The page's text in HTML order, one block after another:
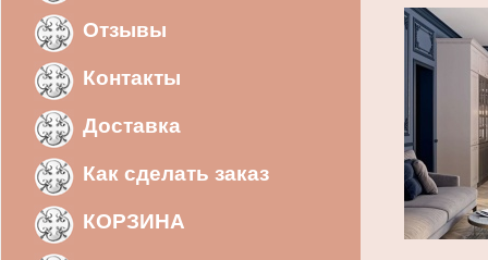
Отзывы
Контакты
Доставка
Как сделать заказ
КОРЗИНА